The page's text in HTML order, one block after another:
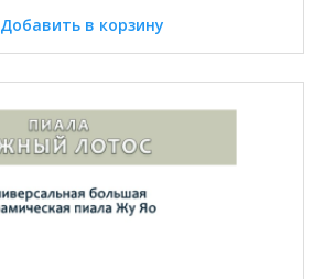
Добавить в корзину